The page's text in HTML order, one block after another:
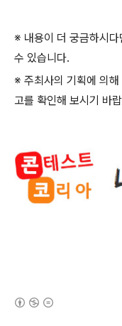
※ 내용이 더 궁금하시다
수 있습니다.
※ 주최사의 기획에 의해
고를 확인해 보시기 바